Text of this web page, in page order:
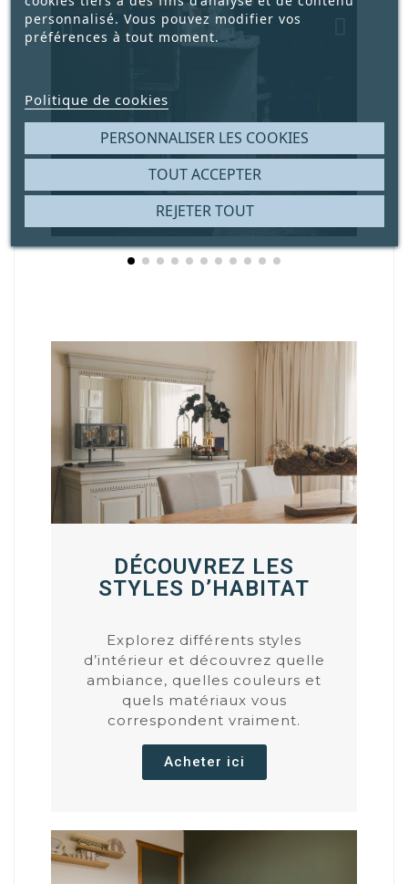
DÉCOUVREZ LES
STYLES D’HABITAT
Explorez différents styles
d’intérieur et découvrez quelle
ambiance, quelles couleurs et
quels matériaux vous
correspondent vraiment.
Acheter ici
personnalisé. Vous pouvez modifier vos
préférences à tout moment.
Politique de cookies
PERSONNALISER LES COOKIES
REJETER TOUT
TOUT ACCEPTER